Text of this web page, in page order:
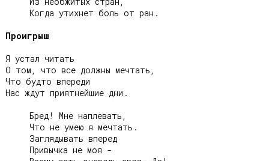
Проигрыш
Я устал читать
О том, что все должны мечтать,
Что будто впереди
Нас ждут приятнейшие дни.